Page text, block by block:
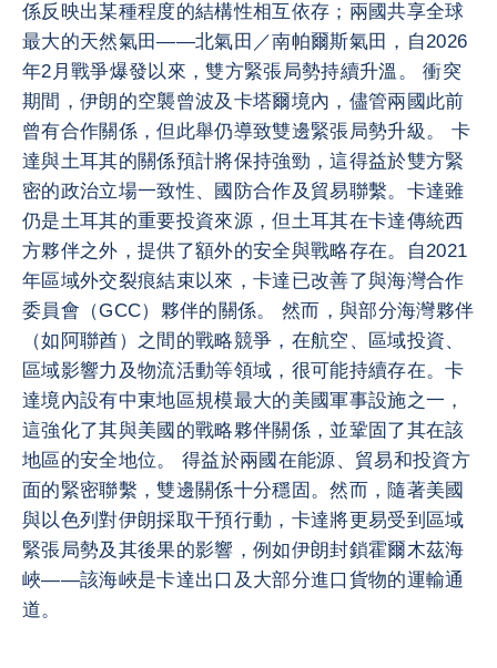
係反映出某種程度的結構性相互依存；兩國共享全球
最大的天然氣田——北氣田／南帕爾斯氣田，自2026
年2月戰爭爆發以來，雙方緊張局勢持續升溫。 衝突
期間，伊朗的空襲曾波及卡塔爾境內，儘管兩國此前
曾有合作關係，但此舉仍導致雙邊緊張局勢升級。 卡
達與土耳其的關係預計將保持強勁，這得益於雙方緊
密的政治立場一致性、國防合作及貿易聯繫。卡達雖
仍是土耳其的重要投資來源，但土耳其在卡達傳統西
方夥伴之外，提供了額外的安全與戰略存在。自2021
年區域外交裂痕結束以來，卡達已改善了與海灣合作
委員會（GCC）夥伴的關係。 然而，與部分海灣夥伴
（如阿聯酋）之間的戰略競爭，在航空、區域投資、
區域影響力及物流活動等領域，很可能持續存在。卡
達境內設有中東地區規模最大的美國軍事設施之一，
這強化了其與美國的戰略夥伴關係，並鞏固了其在該
地區的安全地位。 得益於兩國在能源、貿易和投資方
面的緊密聯繫，雙邊關係十分穩固。然而，隨著美國
與以色列對伊朗採取干預行動，卡達將更易受到區域
緊張局勢及其後果的影響，例如伊朗封鎖霍爾木茲海
峽——該海峽是卡達出口及大部分進口貨物的運輸通
道。